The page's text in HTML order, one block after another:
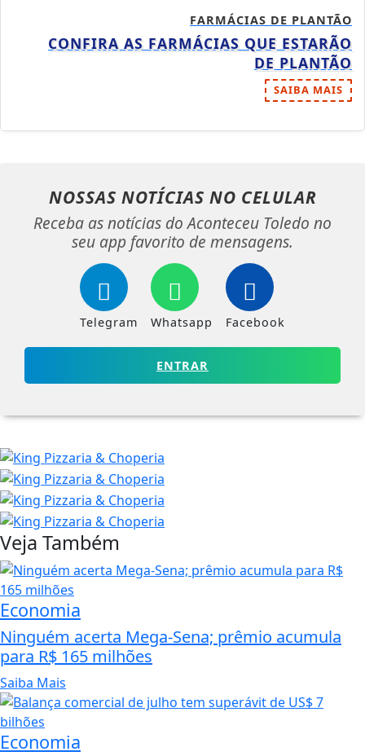
FARMÁCIAS DE PLANTÃO
CONFIRA AS FARMÁCIAS QUE ESTARÃO
DE PLANTÃO
SAIBA MAIS
NOSSAS NOTÍCIAS NO CELULAR
Receba as notícias do Aconteceu Toledo no
seu app favorito de mensagens.
Telegram Whatsapp Facebook
ENTRAR
Veja Também
Economia
Ninguém acerta Mega-Sena; prêmio acumula
para R$ 165 milhões
Saiba Mais
Economia